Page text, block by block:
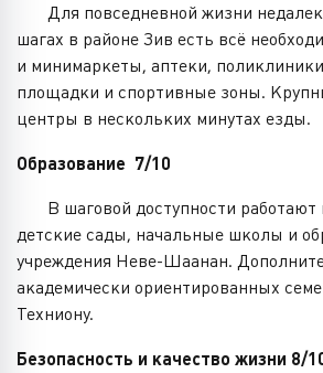
Для повседневной жизни
шагах в районе Зив есть всё
и минимаркеты, аптеки,
площадки и спортивные зоны.
центры в нескольких минутах езды.
Образование 7/10
В шаговой доступности работают
детские сады, начальные школы и
учреждения Неве-Шаанан.
академически ориентированных
Техниону.
Безопасность и качество жизни 8/